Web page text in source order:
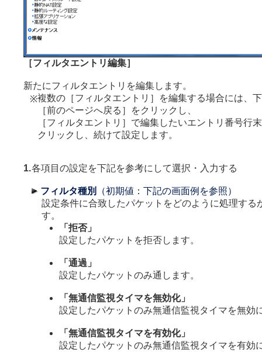
［フィルタエントリ編集］
新たにフィルタエントリを編集します。
※複数の［フィルタエントリ］を編集する場合には、
［前のページへ戻る］をクリックし、
［フィルタエントリ］で編集したいエントリ番号行
クリックし、続けて設定します。
1.各項目の設定を下記を参考にして選択・入力する
フィルタ種別
（初期値：下記の画面例を参照）
設定条件に合致したパケットをどのように処理する
す。
「拒否」
設定したパケットを拒否します。
「通過」
設定したパケットのみ通します。
「無通信監視タイマを無効化」
設定したパケットのみ無通信監視タイマを無効
「無通信監視タイマを有効化」
設定したパケットのみ無通信監視タイマを有効